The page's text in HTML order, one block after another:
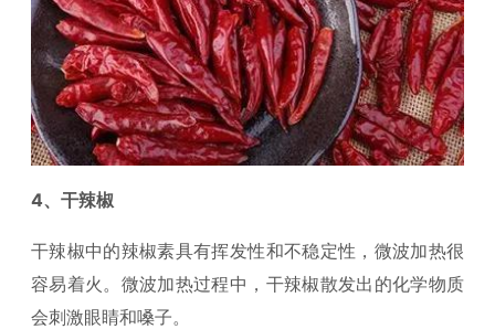
4、干辣椒
干辣椒中的辣椒素具有挥发性和不稳定性，微波加热很
容易着火。微波加热过程中，干辣椒散发出的化学物质
会刺激眼睛和嗓子。